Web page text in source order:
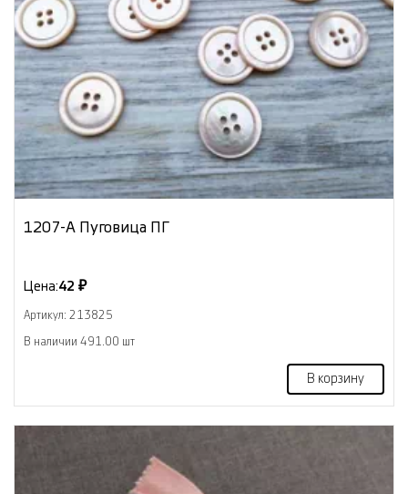
1207-А Пуговица ПГ
Цена:42 ₽
Артикул: 213825
В наличии 491.00 шт
В корзину